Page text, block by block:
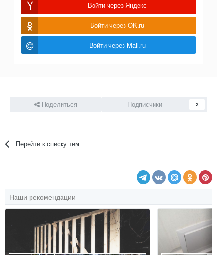
Войти через Яндекс
Войти через OK.ru
Войти через Mail.ru
Поделиться Подписчики 2
Перейти к списку тем
Наши рекомендации